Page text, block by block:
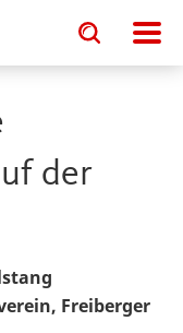
Toggle
search
input
Toggle
search
input
der
Freiberger